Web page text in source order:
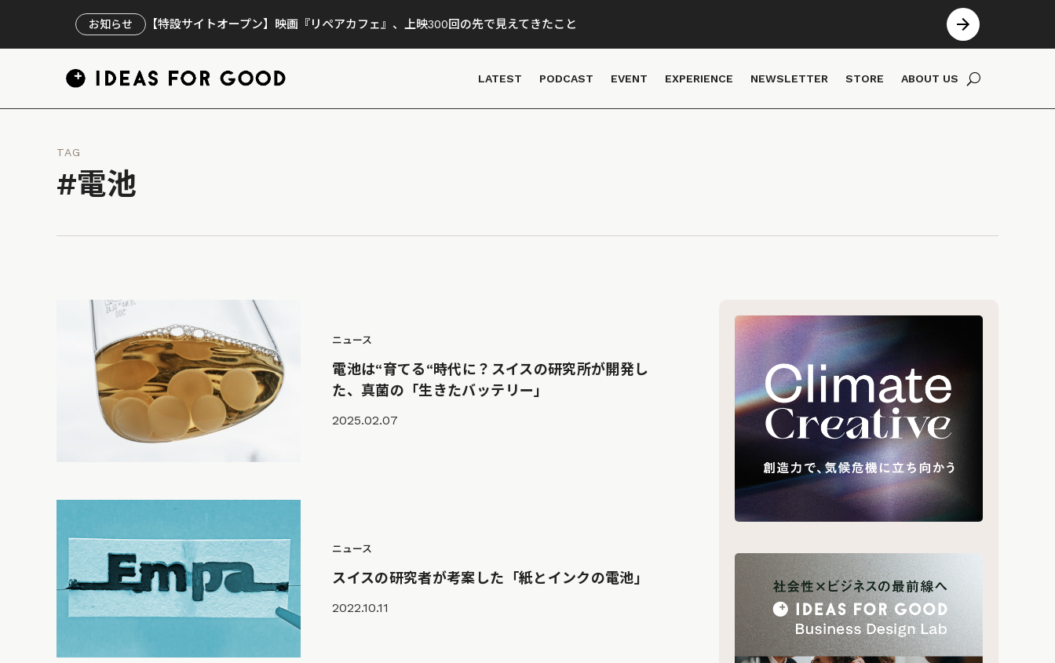
お知らせ 【特設サイトオープン】映画『リペアカフェ』、上映300回の先で見えてきたこと
LATEST PODCAST EVENT EXPERIENCE NEWSLETTER STORE ABOUT US
TAG
#電池
ニュース
電池は“育てる“時代に？スイスの研究所が開発し
た、真菌の「生きたバッテリー」
2025.02.07
ニュース
スイスの研究者が考案した「紙とインクの電池」
2022.10.11